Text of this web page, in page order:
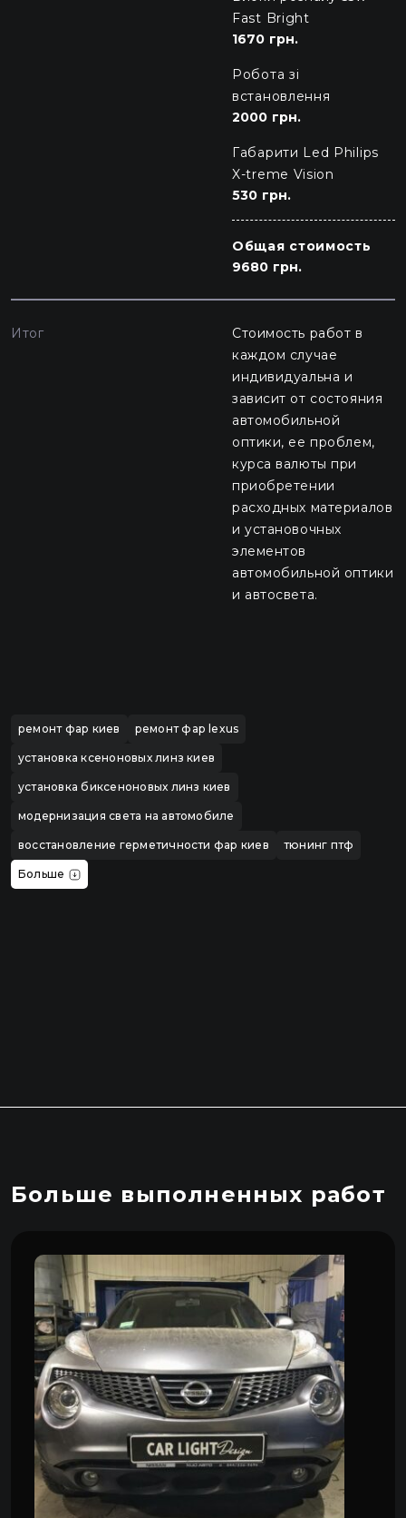
Fast Bright
1670 грн.
Робота зі
встановлення
2000 грн.
Габарити Led Philips
X-treme Vision
530 грн.
Общая стоимость
9680 грн.
Итог
Стоимость работ в
каждом случае
индивидуальна и
зависит от состояния
автомобильной
оптики, ее проблем,
курса валюты при
приобретении
расходных материалов
и установочных
элементов
автомобильной оптики
и автосвета.
ремонт фар киев ремонт фар lexus
установка ксеноновых линз киев
установка биксеноновых линз киев
модернизация света на автомобиле
восстановление герметичности фар киев тюнинг птф
Больше
Больше выполненных работ